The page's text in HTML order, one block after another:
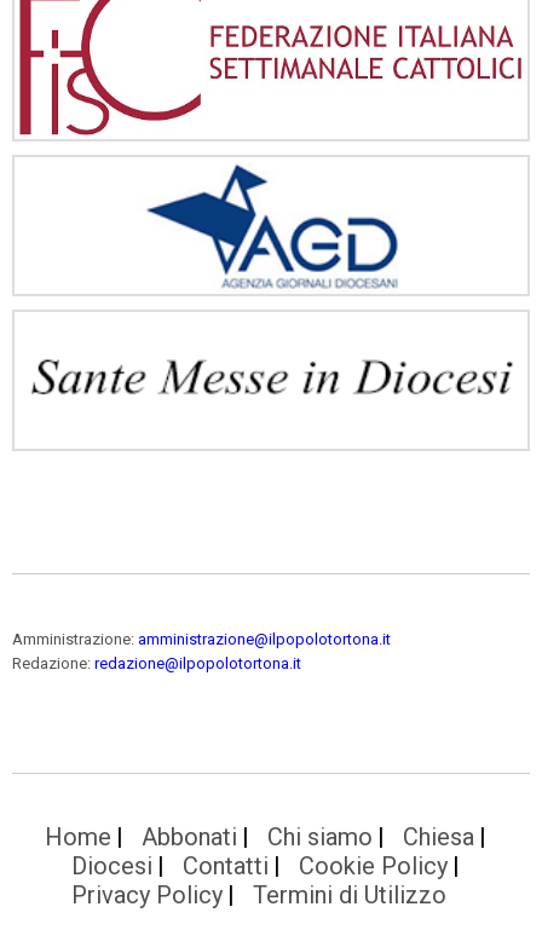
Amministrazione: amministrazione@ilpopolotortona.it
Redazione: redazione@ilpopolotortona.it
Home Abbonati Chi siamo
Chiesa
Diocesi
Contatti
Cookie Policy
Privacy Policy
Termini di Utilizzo